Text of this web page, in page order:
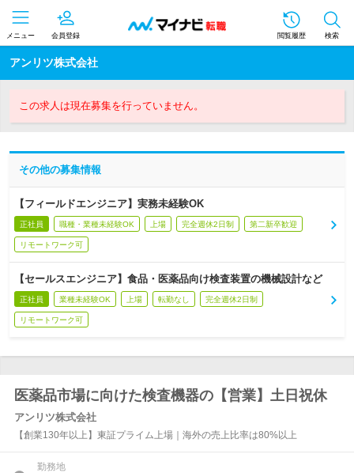
メニュー 会員登録 閲覧履歴 検索
アンリツ株式会社
この求人は現在募集を行っていません。
その他の募集情報
【フィールドエンジニア】実務未経験OK
正社員 職種・業種未経験OK 上場 完全週休2日制 第二新卒歓迎
リモートワーク可
【セールスエンジニア】食品・医薬品向け検査装置の機械設計など
正社員 業種未経験OK 上場 転勤なし 完全週休2日制
リモートワーク可
医薬品市場に向けた検査機器の【営業】土日祝休
アンリツ株式会社
【創業130年以上】東証プライム上場｜海外の売上比率は80%以上
勤務地